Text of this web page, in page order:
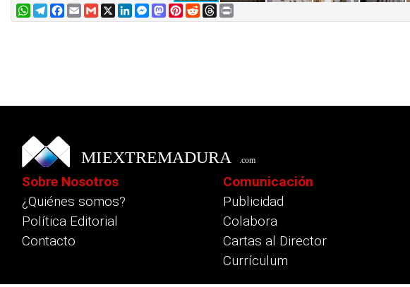
WhatsApp
Telegram
Facebook
EmailGmail
X LinkedIn
Messenger
Mastodon
Pinterest
RedditThreads
Sobre Nosotros
¿Quiénes somos?
Política Editorial
Contacto
Comunicación
Publicidad
Colabora
Cartas al Director
Currículum